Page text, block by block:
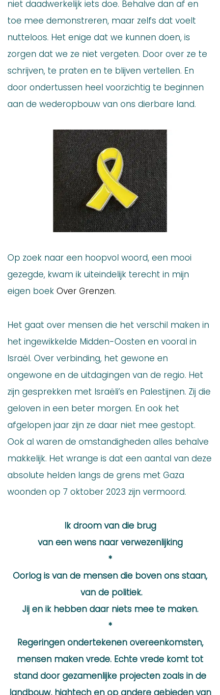
niet daadwerkelijk iets doe. Behalve dan af en
toe mee demonstreren, maar zelfs dat voelt
nutteloos. Het enige dat we kunnen doen, is
zorgen dat we ze niet vergeten. Door over ze te
schrijven, te praten en te blijven vertellen. En
door ondertussen heel voorzichtig te beginnen
aan de wederopbouw van ons dierbare land.
Op zoek naar een hoopvol woord, een mooi
gezegde, kwam ik uiteindelijk terecht in mijn
eigen boek Over Grenzen.
Het gaat over mensen die het verschil maken in
het ingewikkelde Midden-Oosten en vooral in
Israël. Over verbinding, het gewone en
ongewone en de uitdagingen van de regio. Het
zijn gesprekken met Israëli’s en Palestijnen. Zij die
geloven in een beter morgen. En ook het
afgelopen jaar zijn ze daar niet mee gestopt.
Ook al waren de omstandigheden alles behalve
makkelijk. Het wrange is dat een aantal van deze
absolute helden langs de grens met Gaza
woonden op 7 oktober 2023 zijn vermoord.
Ik droom van die brug
van een wens naar verwezenlijking
*
Oorlog is van de mensen die boven ons staan,
van de politiek.
Jij en ik hebben daar niets mee te maken.
*
Regeringen ondertekenen overeenkomsten,
mensen maken vrede. Echte vrede komt tot
stand door gezamenlijke projecten zoals in de
landbouw, hightech en op andere gebieden van